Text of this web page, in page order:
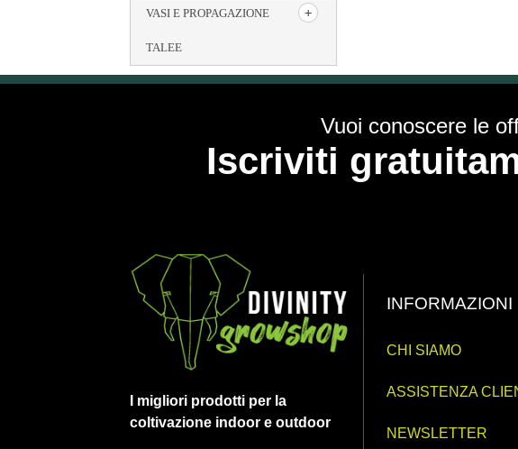
VASI E PROPAGAZIONE
TALEE
Vuoi conoscere le
Iscriviti
I migliori prodotti per la
coltivazione indoor e outdoor
INFORMAZIONI
CHI SIAMO
ASSISTENZA
NEWSLETTER